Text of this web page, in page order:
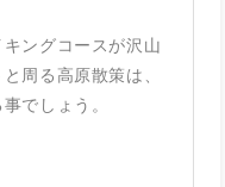
ングコースが沢山
周る高原散策は、
でしょう。